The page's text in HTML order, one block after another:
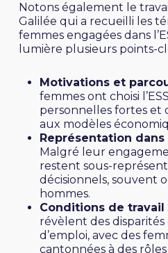
Notons également le
Galilée qui a recueilli les
femmes engagées dans
lumière plusieurs points-
Motivations et
femmes ont choisi
personnelles fortes et
aux modèles
Représentation
Malgré leur
restent sous-
décisionnels, souvent
hommes.
Conditions de travail
révèlent des disparités
d’emploi, avec des
cantonnées à des